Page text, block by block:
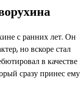
с ранних лет. Он
но вскоре стал
в качестве
сразу принес ему